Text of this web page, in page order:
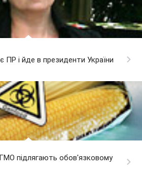
ПР і йде в президенти України
підлягають обов'язковому